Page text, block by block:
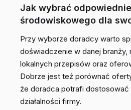
Jak wybrać
środowiskowego dla
Przy wyborze doradcy warto
doświadczenie w danej
lokalnych przepisów oraz
Dobrze jest też porównać
że doradca potrafi
działalności firmy.